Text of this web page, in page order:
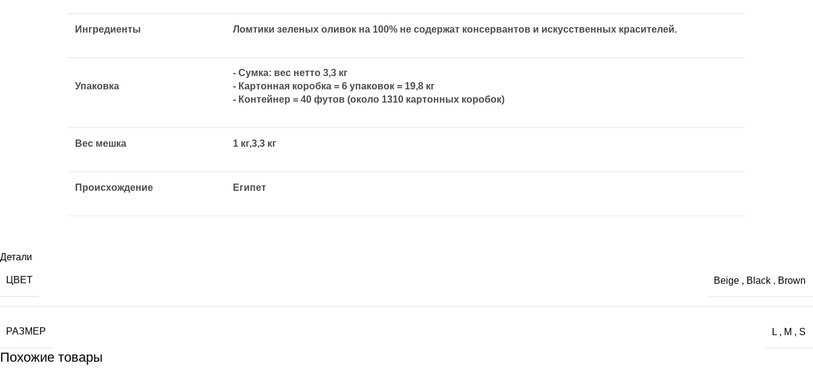
Ингредиенты Ломтики зеленых оливок на 100% не содержат консервантов и искусственных красителей.
Упаковка
- Сумка: вес нетто 3,3 кг
- Картонная коробка = 6 упаковок = 19,8 кг
- Контейнер = 40 футов (около 1310 картонных коробок)
Вес мешка 1 кг,3,3 кг
Происхождение Египет
Детали
ЦВЕТ Beige , Black , Brown
РАЗМЕР L , M , S
Похожие товары